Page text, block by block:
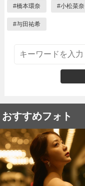
#橋本環奈 #小松菜奈
#与田祐希
おすすめフォト